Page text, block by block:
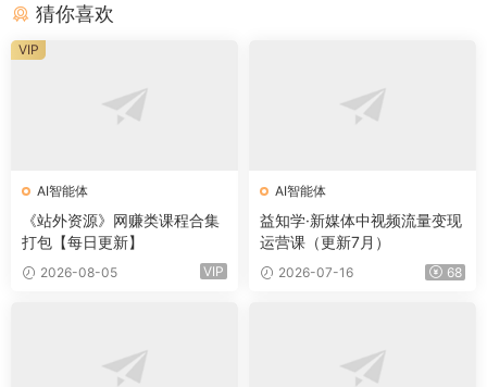
猜你喜欢
AI智能体
《站外资源》网赚类课程合集
打包【每日更新】
2026-08-05 VIP
VIP
AI智能体
益知学·新媒体中视频流量变现
运营课（更新7月）
2026-07-16 68